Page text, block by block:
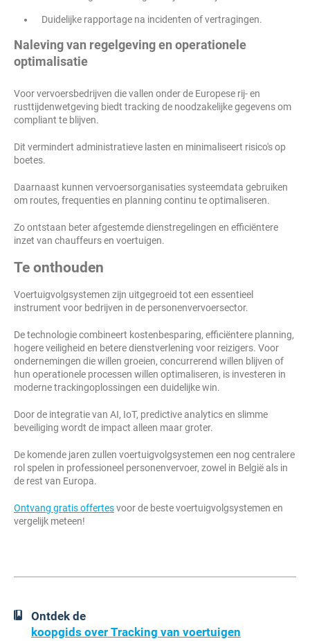
Duidelijke rapportage na incidenten of vertragingen.
Naleving van regelgeving en operationele
optimalisatie
Voor vervoersbedrijven die vallen onder de Europese rij- en
rusttijdenwetgeving biedt tracking de noodzakelijke gegevens om
compliant te blijven.
Dit vermindert administratieve lasten en minimaliseert risico's op
boetes.
Daarnaast kunnen vervoersorganisaties systeemdata gebruiken
om routes, frequenties en planning continu te optimaliseren.
Zo ontstaan beter afgestemde dienstregelingen en efficiëntere
inzet van chauffeurs en voertuigen.
Te onthouden
Voertuigvolgsystemen zijn uitgegroeid tot een essentieel
instrument voor bedrijven in de personenvervoersector.
De technologie combineert kostenbesparing, efficiëntere planning,
hogere veiligheid en betere dienstverlening voor reizigers. Voor
ondernemingen die willen groeien, concurrerend willen blijven of
hun operationele processen willen optimaliseren, is investeren in
moderne trackingoplossingen een duidelijke win.
Door de integratie van AI, IoT, predictive analytics en slimme
beveiliging wordt de impact alleen maar groter.
De komende jaren zullen voertuigvolgsystemen een nog centralere
rol spelen in professioneel personenvervoer, zowel in België als in
de rest van Europa.
Ontvang gratis offertesvoor de beste voertuigvolgsystemen en
vergelijk meteen!
Ontdek de
koopgids over Tracking van voertuigen